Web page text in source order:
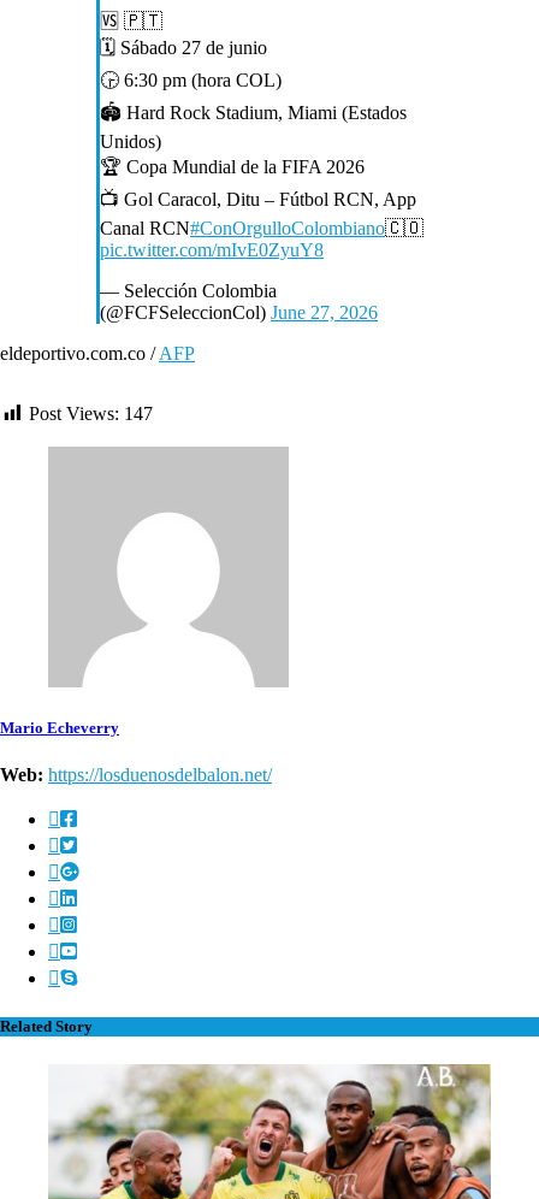
🆚 🇵🇹
🗓 Sábado 27 de junio
🕞 6:30 pm (hora COL)
🏟 Hard Rock Stadium, Miami (Estados
Unidos)
🏆 Copa Mundial de la FIFA 2026
📺 Gol Caracol, Ditu – Fútbol RCN, App
Canal RCN#ConOrgulloColombiano🇨🇴
pic.twitter.com/mIvE0ZyuY8
— Selección Colombia
(@FCFSeleccionCol) June 27, 2026
eldeportivo.com.co /AFP
Post Views: 147
Mario Echeverry
Web: https://losduenosdelbalon.net/
Related Story